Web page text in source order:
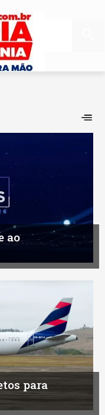
ao
para